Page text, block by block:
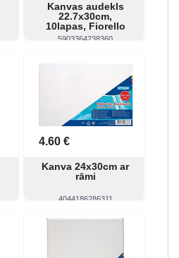
Kanvas audekls
22.7x30cm,
10lapas, Fiorello
5903364238360
4.60 €
Kanva 24x30cm ar
rāmi
4044186286311
Skatīt Pirkt